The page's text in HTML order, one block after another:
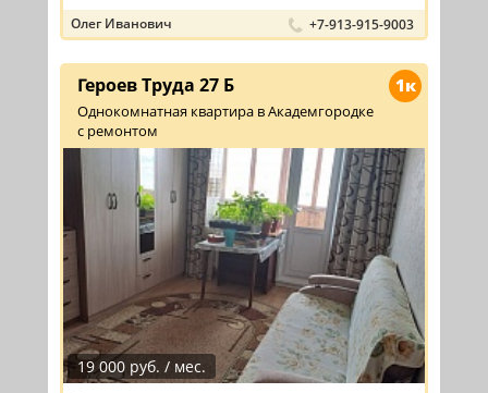
Олег Иванович +7-913-915-9003
1к
Героев Труда 27 Б
Однокомнатная квартира в Академгородке
с ремонтом
19 000 руб. / мес.